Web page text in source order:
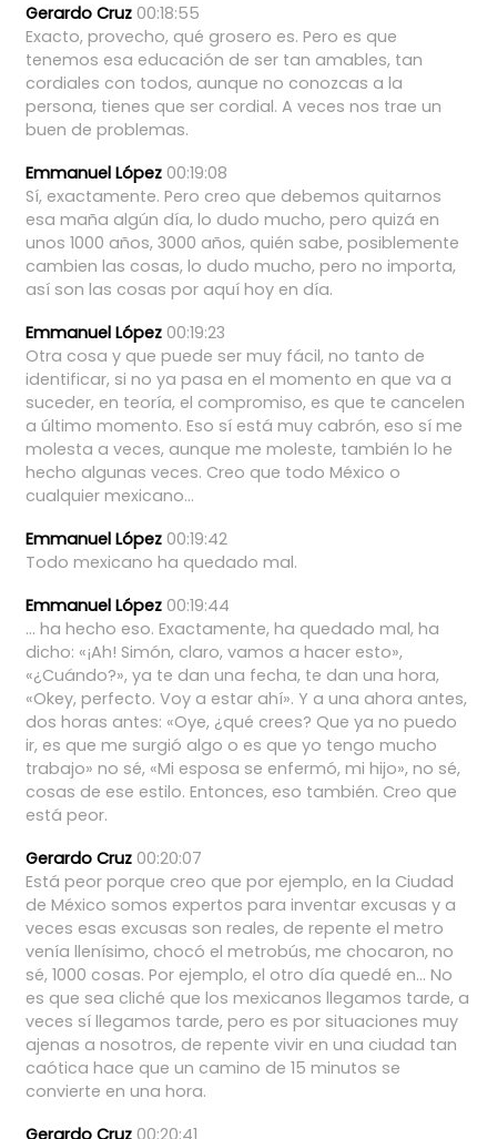
Gerardo Cruz 00:18:55
Exacto, provecho, qué grosero es. Pero es que
tenemos esa educación de ser tan amables, tan
cordiales con todos, aunque no conozcas a la
persona, tienes que ser cordial. A veces nos trae un
buen de problemas.
Emmanuel López 00:19:08
Sí, exactamente. Pero creo que debemos quitarnos
esa maña algún día, lo dudo mucho, pero quizá en
unos 1000 años, 3000 años, quién sabe, posiblemente
cambien las cosas, lo dudo mucho, pero no importa,
así son las cosas por aquí hoy en día.
Emmanuel López 00:19:23
Otra cosa y que puede ser muy fácil, no tanto de
identificar, si no ya pasa en el momento en que va a
suceder, en teoría, el compromiso, es que te cancelen
a último momento. Eso sí está muy cabrón, eso sí me
molesta a veces, aunque me moleste, también lo he
hecho algunas veces. Creo que todo México o
cualquier mexicano...
Emmanuel López 00:19:42
Todo mexicano ha quedado mal.
Emmanuel López 00:19:44
... ha hecho eso. Exactamente, ha quedado mal, ha
dicho: «¡Ah! Simón, claro, vamos a hacer esto»,
«¿Cuándo?», ya te dan una fecha, te dan una hora,
«Okey, perfecto. Voy a estar ahí». Y a una ahora antes,
dos horas antes: «Oye, ¿qué crees? Que ya no puedo
ir, es que me surgió algo o es que yo tengo mucho
trabajo» no sé, «Mi esposa se enfermó, mi hijo», no sé,
cosas de ese estilo. Entonces, eso también. Creo que
está peor.
Gerardo Cruz 00:20:07
Está peor porque creo que por ejemplo, en la Ciudad
de México somos expertos para inventar excusas y a
veces esas excusas son reales, de repente el metro
venía llenísimo, chocó el metrobús, me chocaron, no
sé, 1000 cosas. Por ejemplo, el otro día quedé en... No
es que sea cliché que los mexicanos llegamos tarde, a
veces sí llegamos tarde, pero es por situaciones muy
ajenas a nosotros, de repente vivir en una ciudad tan
caótica hace que un camino de 15 minutos se
convierte en una hora.
Gerardo Cruz 00:20:41